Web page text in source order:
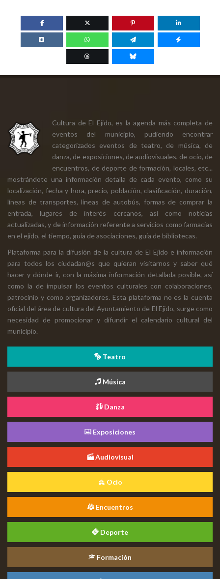
Cultura de El Ejido, es la agenda más completa de
eventos del municipio, pudiendo encontrar
categorizados eventos de teatro, de música, de
danza, de exposiciones, de audiovisuales, de ocio, de
encuentros, de deporte de formación, locales, etc...
mostrándote una información detalla de cada evento, como su
localización, fecha y hora, precio, población, clasificación, duración,
líneas de transportes, líneas de autobús, formas de comprar la
entrada, lugares de interés cercanos, así como noticias
actualizadas, y de información referente a servicios como farmacias
en el ejido, el tiempo, guía de asociaciones, guía de bibliotecas.
Plataforma para la difusión de la cultura de El Ejido e información
para todos los ciudadan@s que quieran visitarnos y saber qué
hacer y dónde ir, con la máxima información detallada posible, así
como la de impulsar los eventos culturales con colaboraciones,
patrocinio y como organizadores. Esta plataforma no es la cuenta
oficial del área de cultura del Ayuntamiento de El Ejido, surge como
necesidad de promocionar y difundir el calendario cultural del
municipio.
Teatro
Música
Danza
Exposiciones
Audiovisual
Ocio
Encuentros
Deporte
Formación